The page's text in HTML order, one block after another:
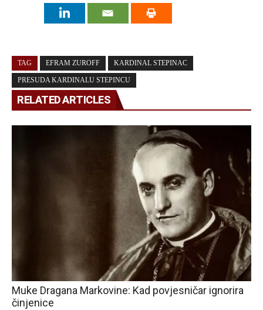
TAG EFRAM ZUROFF KARDINAL STEPINAC
PRESUDA KARDINALU STEPINCU
RELATED ARTICLES
Muke Dragana Markovine: Kad povjesničar ignorira
činjenice